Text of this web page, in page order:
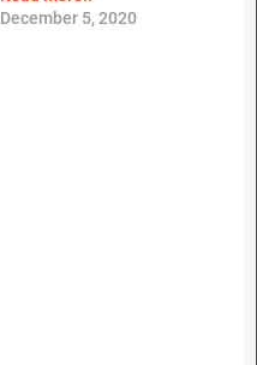
December 5, 2020